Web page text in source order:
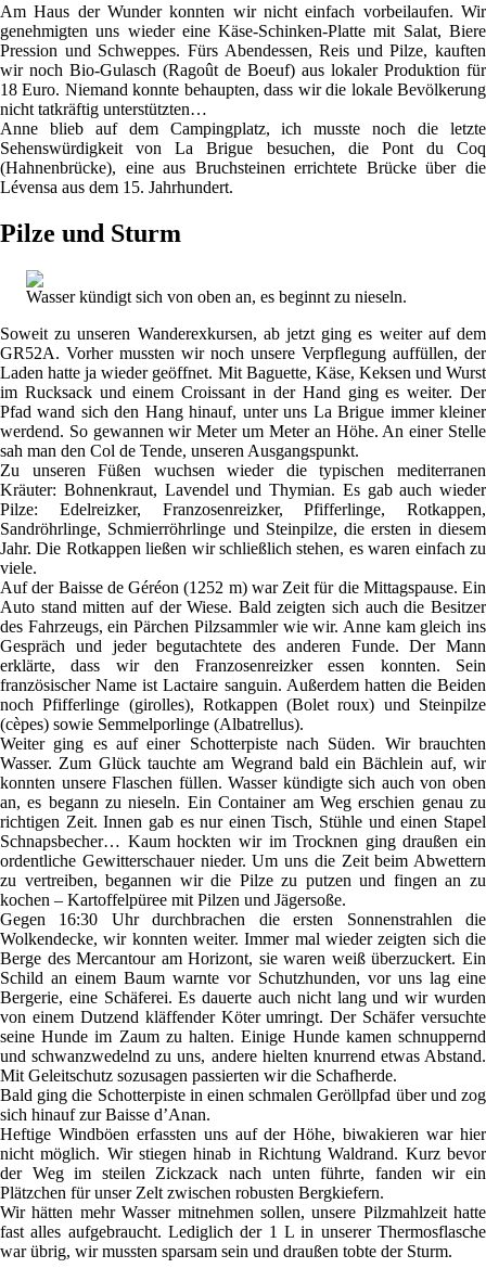
Am Haus der Wunder konnten wir nicht einfach vorbeilaufen. Wir
genehmigten uns wieder eine Käse-Schinken-Platte mit Salat, Biere
Pression und Schweppes. Fürs Abendessen, Reis und Pilze, kauften
wir noch Bio-Gulasch (Ragoût de Boeuf) aus lokaler Produktion für
18 Euro. Niemand konnte behaupten, dass wir die lokale Bevölkerung
nicht tatkräftig unterstützten…
Anne blieb auf dem Campingplatz, ich musste noch die letzte
Sehenswürdigkeit von La Brigue besuchen, die Pont du Coq
(Hahnenbrücke), eine aus Bruchsteinen errichtete Brücke über die
Lévensa aus dem 15. Jahrhundert.
Pilze und Sturm
Wasser kündigt sich von oben an, es beginnt zu nieseln.
Soweit zu unseren Wanderexkursen, ab jetzt ging es weiter auf dem
GR52A. Vorher mussten wir noch unsere Verpflegung auffüllen, der
Laden hatte ja wieder geöffnet. Mit Baguette, Käse, Keksen und Wurst
im Rucksack und einem Croissant in der Hand ging es weiter. Der
Pfad wand sich den Hang hinauf, unter uns La Brigue immer kleiner
werdend. So gewannen wir Meter um Meter an Höhe. An einer Stelle
sah man den Col de Tende, unseren Ausgangspunkt.
Zu unseren Füßen wuchsen wieder die typischen mediterranen
Kräuter: Bohnenkraut, Lavendel und Thymian. Es gab auch wieder
Pilze: Edelreizker, Franzosenreizker, Pfifferlinge, Rotkappen,
Sandröhrlinge, Schmierröhrlinge und Steinpilze, die ersten in diesem
Jahr. Die Rotkappen ließen wir schließlich stehen, es waren einfach zu
viele.
Auf der Baisse de Géréon (1252 m) war Zeit für die Mittagspause. Ein
Auto stand mitten auf der Wiese. Bald zeigten sich auch die Besitzer
des Fahrzeugs, ein Pärchen Pilzsammler wie wir. Anne kam gleich ins
Gespräch und jeder begutachtete des anderen Funde. Der Mann
erklärte, dass wir den Franzosenreizker essen konnten. Sein
französischer Name ist Lactaire sanguin. Außerdem hatten die Beiden
noch Pfifferlinge (girolles), Rotkappen (Bolet roux) und Steinpilze
(cèpes) sowie Semmelporlinge (Albatrellus).
Weiter ging es auf einer Schotterpiste nach Süden. Wir brauchten
Wasser. Zum Glück tauchte am Wegrand bald ein Bächlein auf, wir
konnten unsere Flaschen füllen. Wasser kündigte sich auch von oben
an, es begann zu nieseln. Ein Container am Weg erschien genau zu
richtigen Zeit. Innen gab es nur einen Tisch, Stühle und einen Stapel
Schnapsbecher… Kaum hockten wir im Trocknen ging draußen ein
ordentliche Gewitterschauer nieder. Um uns die Zeit beim Abwettern
zu vertreiben, begannen wir die Pilze zu putzen und fingen an zu
kochen – Kartoffelpüree mit Pilzen und Jägersoße.
Gegen 16:30 Uhr durchbrachen die ersten Sonnenstrahlen die
Wolkendecke, wir konnten weiter. Immer mal wieder zeigten sich die
Berge des Mercantour am Horizont, sie waren weiß überzuckert. Ein
Schild an einem Baum warnte vor Schutzhunden, vor uns lag eine
Bergerie, eine Schäferei. Es dauerte auch nicht lang und wir wurden
von einem Dutzend kläffender Köter umringt. Der Schäfer versuchte
seine Hunde im Zaum zu halten. Einige Hunde kamen schnuppernd
und schwanzwedelnd zu uns, andere hielten knurrend etwas Abstand.
Mit Geleitschutz sozusagen passierten wir die Schafherde.
Bald ging die Schotterpiste in einen schmalen Geröllpfad über und zog
sich hinauf zur Baisse d’Anan.
Heftige Windböen erfassten uns auf der Höhe, biwakieren war hier
nicht möglich. Wir stiegen hinab in Richtung Waldrand. Kurz bevor
der Weg im steilen Zickzack nach unten führte, fanden wir ein
Plätzchen für unser Zelt zwischen robusten Bergkiefern.
Wir hätten mehr Wasser mitnehmen sollen, unsere Pilzmahlzeit hatte
fast alles aufgebraucht. Lediglich der 1 L in unserer Thermosflasche
war übrig, wir mussten sparsam sein und draußen tobte der Sturm.